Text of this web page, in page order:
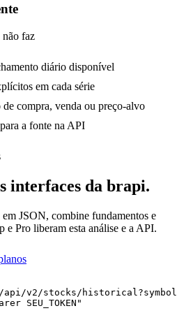
faz
diário disponível
em cada série
de compra, venda ou preço-alvo
a fonte na API
interfaces da brapi.
JSON, combine fundamentos e
e Pro liberam esta análise e a API.
v2/stocks/
SEU_TOKEN"